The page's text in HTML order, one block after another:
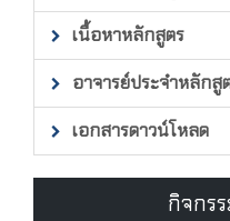
เนื้อหาหลักสูตร
อาจารย์ประจำหลักสู
เอกสารดาวน์โหลด
กิจกร